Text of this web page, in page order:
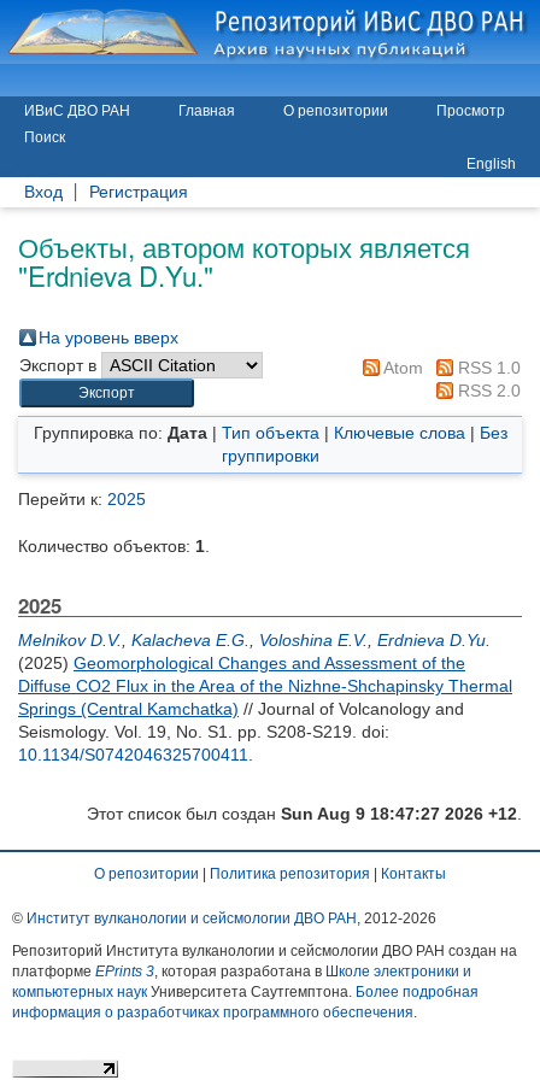
ИВиС ДВО РАН Главная О репозитории
Просмотр
Поиск
English
Вход Регистрация
Объекты, автором которых является
"Erdnieva D.Yu."
На уровень вверх
Экспорт в
Atom
RSS 1.0
RSS 2.0
Группировка по: Дата| Тип объекта | Ключевые слова | Без
группировки
Перейти к: 2025
Количество объектов: 1
2025
Melnikov D.V. Kalacheva E.G. Voloshina E.V. Erdnieva D.Yu.
(2025) Geomorphological Changes and Assessment of the
Diffuse CO2 Flux in the Area of the Nizhne-Shchapinsky Thermal
Springs (Central Kamchatka) // Journal of Volcanology and
Seismology. Vol. 19, No. S1. pp. S208-S219. doi:
10.1134/S0742046325700411
Этот список был создан Sun Aug 9 18:47:27 2026 +12
О репозитории Политика репозитория Контакты
© Институт вулканологии и сейсмологии ДВО РАН , 2012-2026
Репозиторий Института вулканологии и сейсмологии ДВО РАН создан на
платформе EPrints 3, которая разработана в Школе электроники и
компьютерных наук Университета Саутгемптона. Более подробная
информация о разработчиках программного обеспечения.